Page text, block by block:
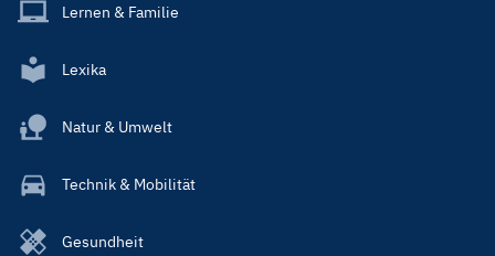
Lernen & Familie
Lexika
Natur & Umwelt
Technik & Mobilität
Gesundheit